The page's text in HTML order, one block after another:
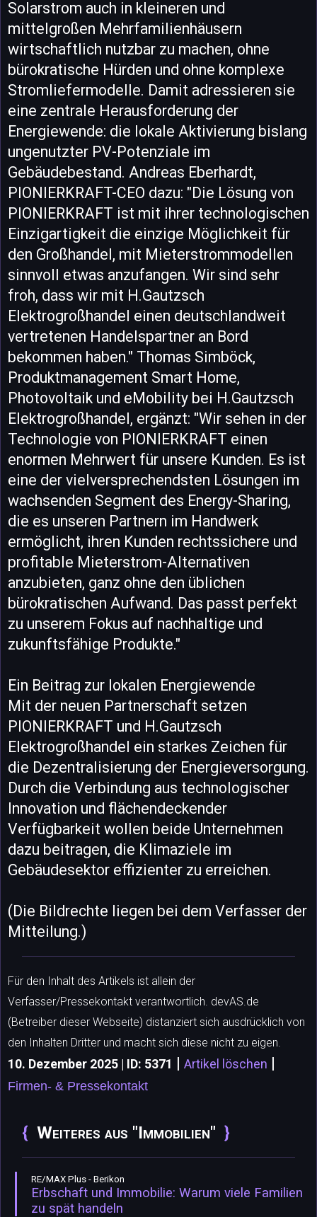
Solarstrom auch in kleineren und
mittelgroßen Mehrfamilienhäusern
wirtschaftlich nutzbar zu machen, ohne
bürokratische Hürden und ohne komplexe
Stromliefermodelle. Damit adressieren sie
eine zentrale Herausforderung der
Energiewende: die lokale Aktivierung bislang
ungenutzter PV-Potenziale im
Gebäudebestand. Andreas Eberhardt,
PIONIERKRAFT-CEO dazu: "Die Lösung von
PIONIERKRAFT ist mit ihrer technologischen
Einzigartigkeit die einzige Möglichkeit für
den Großhandel, mit Mieterstrommodellen
sinnvoll etwas anzufangen. Wir sind sehr
froh, dass wir mit H.Gautzsch
Elektrogroßhandel einen deutschlandweit
vertretenen Handelspartner an Bord
bekommen haben." Thomas Simböck,
Produktmanagement Smart Home,
Photovoltaik und eMobility bei H.Gautzsch
Elektrogroßhandel, ergänzt: "Wir sehen in der
Technologie von PIONIERKRAFT einen
enormen Mehrwert für unsere Kunden. Es ist
eine der vielversprechendsten Lösungen im
wachsenden Segment des Energy-Sharing,
die es unseren Partnern im Handwerk
ermöglicht, ihren Kunden rechtssichere und
profitable Mieterstrom-Alternativen
anzubieten, ganz ohne den üblichen
bürokratischen Aufwand. Das passt perfekt
zu unserem Fokus auf nachhaltige und
zukunftsfähige Produkte."
Ein Beitrag zur lokalen Energiewende
Mit der neuen Partnerschaft setzen
PIONIERKRAFT und H.Gautzsch
Elektrogroßhandel ein starkes Zeichen für
die Dezentralisierung der Energieversorgung.
Durch die Verbindung aus technologischer
Innovation und flächendeckender
Verfügbarkeit wollen beide Unternehmen
dazu beitragen, die Klimaziele im
Gebäudesektor effizienter zu erreichen.
(Die Bildrechte liegen bei dem Verfasser der
Mitteilung.)
Für den Inhalt des Artikels ist allein der
Verfasser/Pressekontakt verantwortlich. devAS.de
(Betreiber dieser Webseite) distanziert sich ausdrücklich von
den Inhalten Dritter und macht sich diese nicht zu eigen.
10. Dezember 2025 | ID: 5371 | Artikel löschen |
Firmen- & Pressekontakt
Weiteres aus "Immobilien"
RE/MAX Plus - Berikon
Erbschaft und Immobilie: Warum viele Familien
zu spät handeln